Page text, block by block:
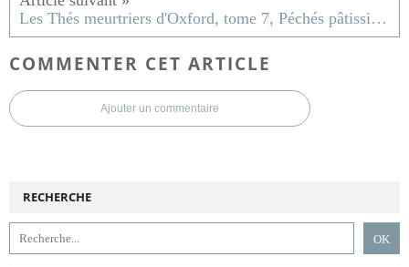
Les Thés meurtriers d'Oxford, tome 7, Péchés pâtissiers ; H.Y Hanna
COMMENTER CET ARTICLE
Ajouter un commentaire
RECHERCHE